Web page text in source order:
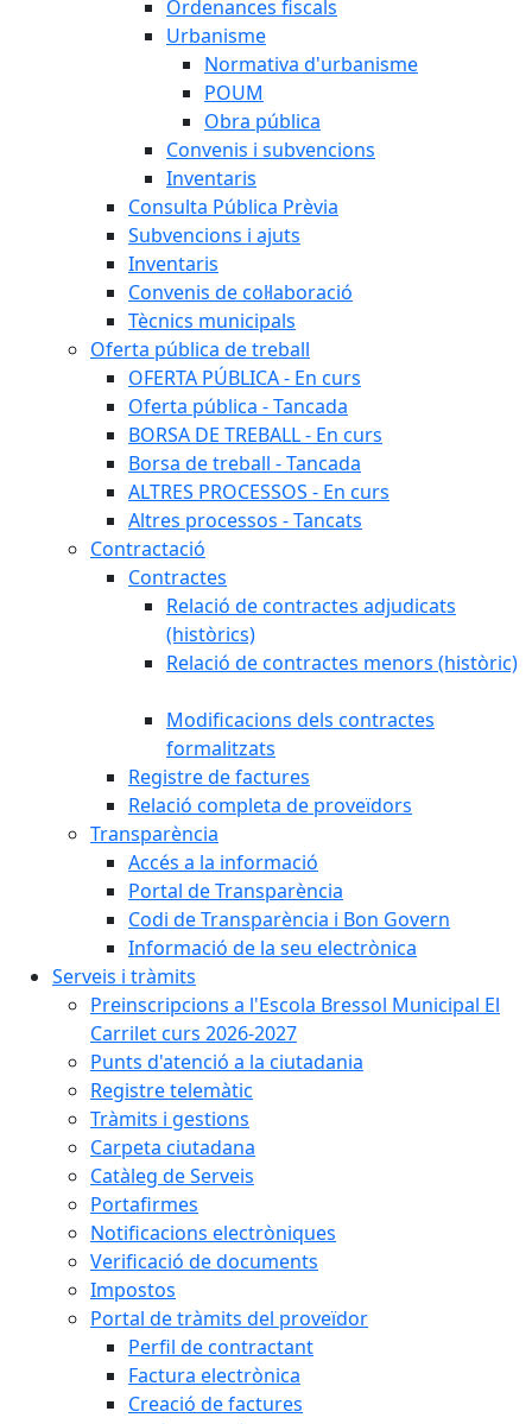
Ordenances fiscals
Urbanisme
Normativa d'urbanisme
POUM
Obra pública
Convenis i subvencions
Inventaris
Consulta Pública Prèvia
Subvencions i ajuts
Inventaris
Convenis de col·laboració
Tècnics municipals
Oferta pública de treball
OFERTA PÚBLICA - En curs
Oferta pública - Tancada
BORSA DE TREBALL - En curs
Borsa de treball - Tancada
ALTRES PROCESSOS - En curs
Altres processos - Tancats
Contractació
Contractes
Relació de contractes adjudicats
(històrics)
Relació de contractes menors (històric)
Modificacions dels contractes
formalitzats
Registre de factures
Relació completa de proveïdors
Transparència
Accés a la informació
Portal de Transparència
Codi de Transparència i Bon Govern
Informació de la seu electrònica
Serveis i tràmits
Preinscripcions a l'Escola Bressol Municipal El
Carrilet curs 2026-2027
Punts d'atenció a la ciutadania
Registre telemàtic
Tràmits i gestions
Carpeta ciutadana
Catàleg de Serveis
Portafirmes
Notificacions electròniques
Verificació de documents
Impostos
Portal de tràmits del proveïdor
Perfil de contractant
Factura electrònica
Creació de factures